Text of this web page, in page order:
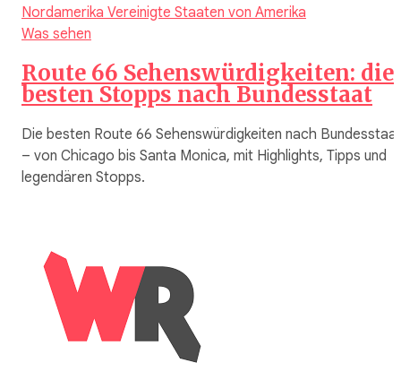
Nordamerika Vereinigte Staaten von Amerika
Was sehen
Route 66 Sehenswürdigkeiten: die
besten Stopps nach Bundesstaat
Die besten Route 66 Sehenswürdigkeiten nach Bundesstaat
– von Chicago bis Santa Monica, mit Highlights, Tipps und
legendären Stopps.